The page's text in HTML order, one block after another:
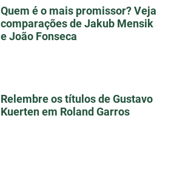
Quem é o mais promissor? Veja
comparações de Jakub Mensik
e João Fonseca
Relembre os títulos de Gustavo
Kuerten em Roland Garros